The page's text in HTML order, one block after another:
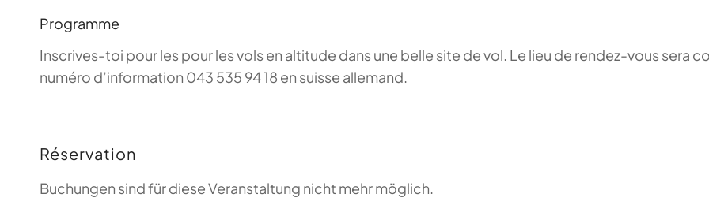
Programme
Inscrives-toi pour les pour les vols en altitude dans une belle site de vol. Le lieu de rendez-vous sera
numéro d’information 043 535 94 18 en suisse allemand.
Réservation
Buchungen sind für diese Veranstaltung nicht mehr möglich.